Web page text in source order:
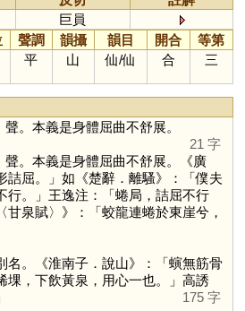
巨員
聲調 韻攝 韻目 開合
等第
平 山 仙/仙 合 三
聲。本義是身體屈曲不舒展。
21 字
聲。本義是身體屈曲不舒展。《廣
詰屈。」如《楚辭．離騷》：「僕夫
行。」王逸注：「蜷局，詰屈不行
甘泉賦〉》：「蛟龍連蜷於東崖兮，
。《淮南子．說山》：「螾無筋骨
堁，下飲黃泉，用心一也。」高誘
175 字